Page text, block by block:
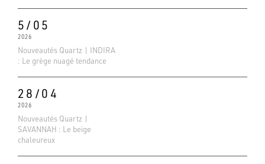
5/05
2026
Nouveautés Quartz | INDIRA
: Le grège nuagé tendance
28/04
2026
Nouveautés Quartz |
SAVANNAH : Le beige
chaleureux